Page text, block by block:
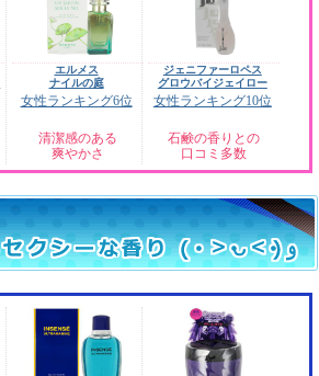
エルメス
ナイルの庭
女性ランキング6位
清潔感のある
爽やかさ
ジェニファーロペス
グロウバイジェイロー
女性ランキング10位
石鹸の香りとの
口コミ多数